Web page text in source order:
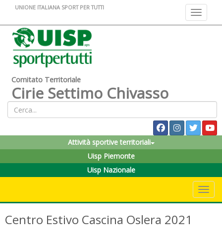
Toggle
UNIONE ITALIANA SPORT PER TUTTI
Comitato Territoriale
Cirie Settimo Chivasso
Attività sportive territoriali
Uisp Piemonte
Uisp Nazionale
Centro Estivo Cascina Oslera 2021